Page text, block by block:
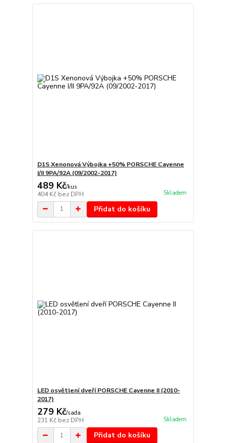
D1S Xenonová Výbojka +50% PORSCHE Cayenne
I/II 9PA/92A (09/2002-2017)
489 Kč/kus
404 Kč bez DPH Skladem
Přidat do košíku
LED osvětlení dveří PORSCHE Cayenne II (2010-
2017)
279 Kč/sada
231 Kč bez DPH Skladem
Přidat do košíku